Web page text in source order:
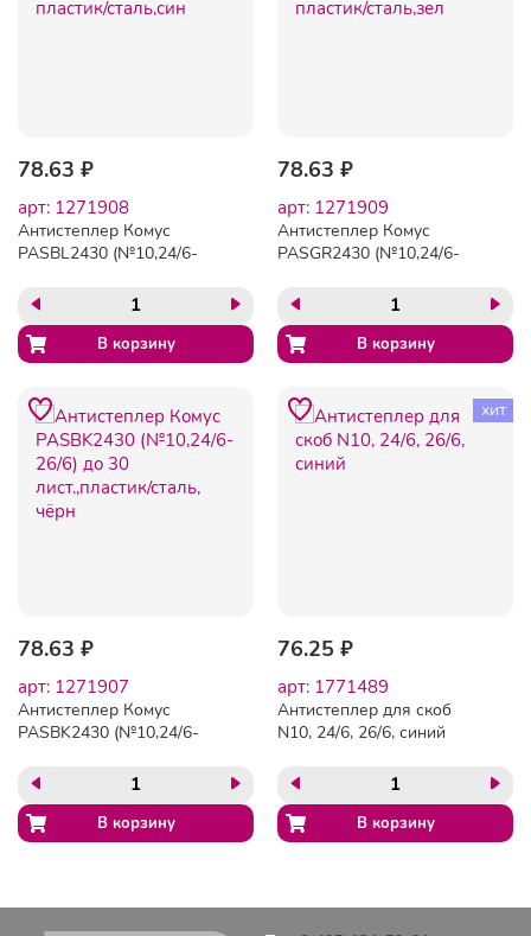
78.63 ₽
арт: 1271908
Антистеплер Комус
PASBL2430 (№10,24/6-
сталь,син
78.63 ₽
арт: 1271909
Антистеплер Комус
PASGR2430 (№10,24/6-
сталь,зел
78.63 ₽
арт: 1271907
Антистеплер Комус
PASBK2430 (№10,24/6-
сталь, чёрн
хит
76.25 ₽
арт: 1771489
Антистеплер для скоб
N10, 24/6, 26/6, синий